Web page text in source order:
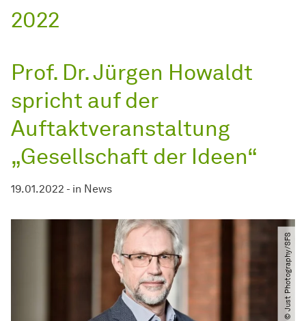
2022
Prof. Dr. Jürgen Howaldt
spricht auf der
Auftaktveranstaltung
„Gesellschaft der Ideen“
19.01.2022 - in News
© Just Photography​/​SFS